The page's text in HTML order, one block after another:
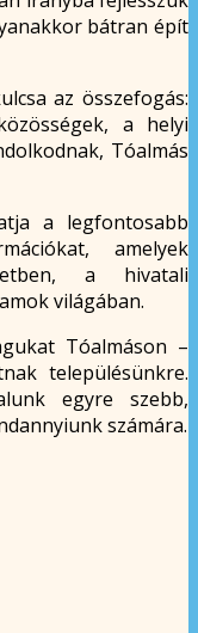
bátran épít
az összefogás:
a helyi
Tóalmás
a legfontosabb
amelyek
a hivatali
világában.
Tóalmáson –
településünkre.
egyre szebb,
számára.